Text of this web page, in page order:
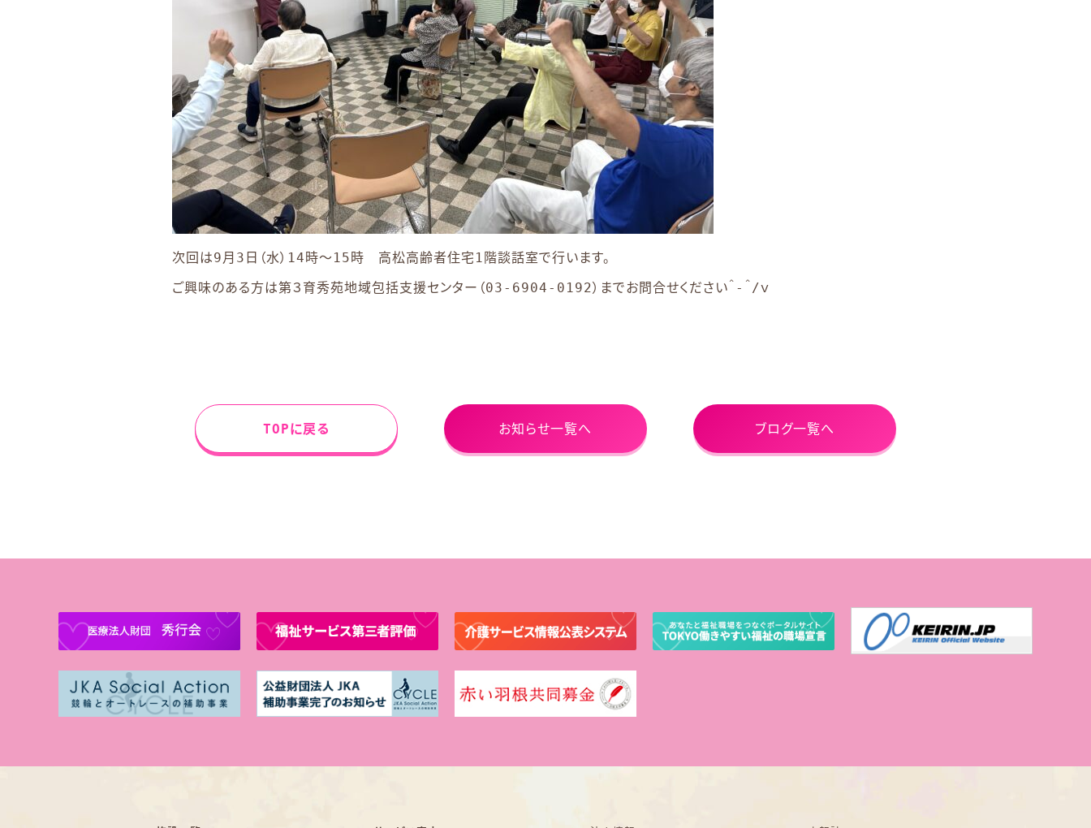
次回は9月3日（水）14時～15時 高松高齢者住宅1階談話室で行います。
ご興味のある方は第３育秀苑地域包括支援センター（03-6904-0192）までお問合せください＾-＾/ｖ
TOPに戻る お知らせ一覧へ ブログ一覧へ